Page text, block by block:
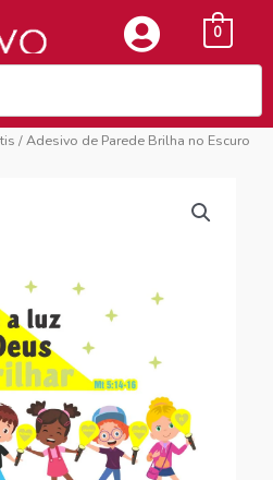
0
/ Adesivo de Parede Brilha no Escuro